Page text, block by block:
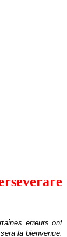
erreurs ont
la bienvenue